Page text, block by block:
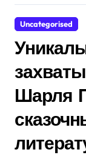
Uncategorised
Шарля